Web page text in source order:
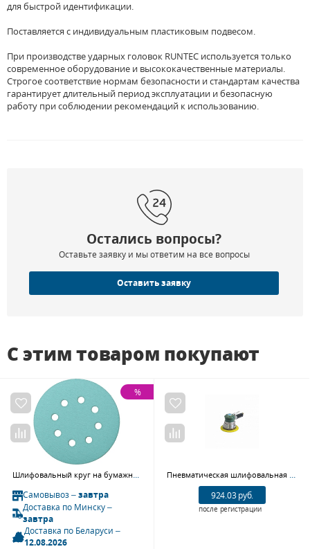
для быстрой идентификации.
Поставляется с индивидуальным пластиковым подвесом.
При производстве ударных головок RUNTEC используется только
современное оборудование и высококачественные материалы.
Строгое соответствие нормам безопасности и стандартам качества
гарантирует длительный период эксплуатации и безопасную
работу при соблюдении рекомендаций к использованию.
Остались вопросы?
Оставьте заявку и мы ответим на все вопросы
Оставить заявку
С этим товаром покупают
%
Шлифовальный круг на бумажной основе 125 мм GRIP P80 8 отв 10 шт Sandwox 137 Green ALO 137.125.080.08-10
Самовывоз –завтра
Доставка по Минску –
завтра
Доставка по Беларуси –
12.08.2026
Пневматическая шлифовальная машинка Sumake ST-7723
924.03 руб.
после регистрации